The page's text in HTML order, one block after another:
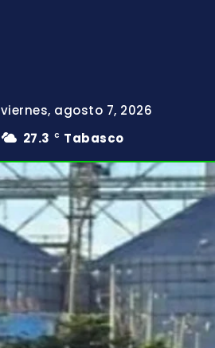
viernes, agosto 7, 2026
27.3
C Tabasco